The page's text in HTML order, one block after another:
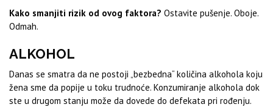
Kako smanjiti rizik od ovog faktora? Ostavite pušenje. Oboje.
Odmah.
ALKOHOL
Danas se smatra da ne postoji „bezbedna“ količina alkohola koju
žena sme da popije u toku trudnoće. Konzumiranje alkohola dok
ste u drugom stanju može da dovede do defekata pri rođenju.